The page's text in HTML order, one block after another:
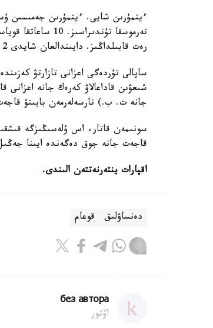
رەت قابىلداڭىز. دايىندالعان شايدى 2 تاۋلىكتەن ارتىق ساقتاماڭىز.
ساپالى تۇردەگى اعزانى تازارتۋ
شىعۋىن قاداعالاۋ كەرەك جانە اعزانى
جانە ت. ب.) نارسەلەرمەن بايىتۋ
قاجەت جانە جوق دەگەندە ايىنا
اقپارات ينتەرنەتتەن الىندى.
دەنساۋلىق قوعام
без автора
اۆتور